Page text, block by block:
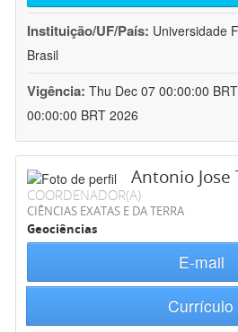
Instituição/UF/País: Universidade
Brasil
Vigência: Thu Dec 07 00:00:00
00:00:00 BRT 2026
Antonio
COORDENADOR(A)
CIÊNCIAS EXATAS E DA TERRA
Geociências
E-mail
Currículo